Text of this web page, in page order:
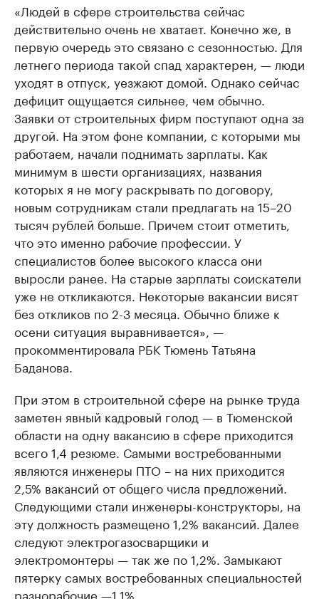
«Людей в сфере строительства сейчас
действительно очень не хватает. Конечно же, в
первую очередь это связано с сезонностью. Для
летнего периода такой спад характерен, — люди
уходят в отпуск, уезжают домой. Однако сейчас
дефицит ощущается сильнее, чем обычно.
Заявки от строительных фирм поступают одна за
другой. На этом фоне компании, с которыми мы
работаем, начали поднимать зарплаты. Как
минимум в шести организациях, названия
которых я не могу раскрывать по договору,
новым сотрудникам стали предлагать на 15–20
тысяч рублей больше. Причем стоит отметить,
что это именно рабочие профессии. У
специалистов более высокого класса они
выросли ранее. На старые зарплаты соискатели
уже не откликаются. Некоторые вакансии висят
без откликов по 2-3 месяца. Обычно ближе к
осени ситуация выравнивается», —
прокомментировала РБК Тюмень Татьяна
Баданова.
При этом в строительной сфере на рынке труда
заметен явный кадровый голод — в Тюменской
области на одну вакансию в сфере приходится
всего 1,4 резюме. Самыми востребованными
являются инженеры ПТО – на них приходится
2,5% вакансий от общего числа предложений.
Следующими стали инженеры-конструкторы, на
эту должность размещено 1,2% вакансий. Далее
следуют электрогазосварщики и
электромонтеры — так же по 1,2%. Замыкают
пятерку самых востребованных специальностей
разнорабочие —1,1%.